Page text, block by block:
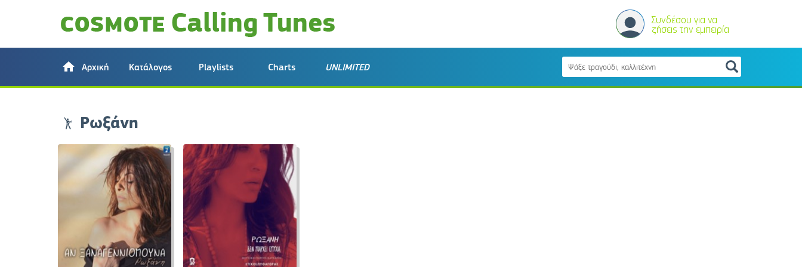
Συνδέσου για να
ζήσεις την εμπειρία
Αρχική Κατάλογος Playlists Charts UNLIMITED
Ρωξάνη